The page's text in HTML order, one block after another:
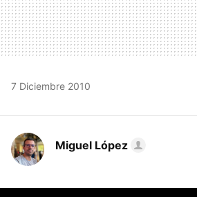
7 Diciembre 2010
Miguel López